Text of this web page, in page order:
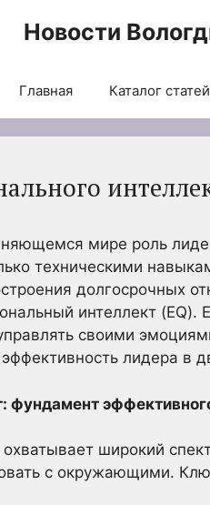
Новости
Главная Каталог статей
мире роль
техническими
долгосрочных
интеллект (EQ).
своими
лидера в
фундамент
широкий
с окружающими.